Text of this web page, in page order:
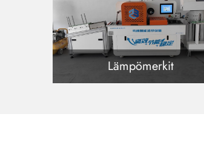
Lämpömerkit